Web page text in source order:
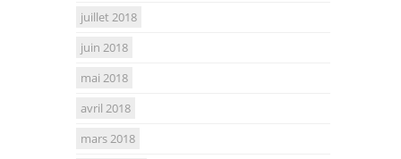
juillet 2018
juin 2018
mai 2018
avril 2018
mars 2018